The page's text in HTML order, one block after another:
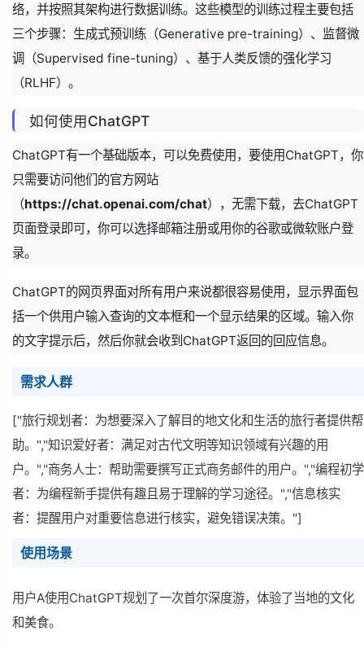
络，并按照其架构进行数据训练。这些模型的训练过程主要包括
三个步骤：生成式预训练（Generative pre-training）、监督微
调（Supervised fine-tuning）、基于人类反馈的强化学习
（RLHF）。
如何使用ChatGPT
ChatGPT有一个基础版本，可以免费使用，要使用ChatGPT，你
只需要访问他们的官方网站
（https://chat.openai.com/chat），无需下载，去ChatGPT
页面登录即可，你可以选择邮箱注册或用你的谷歌或微软账户登
录。
ChatGPT的网页界面对所有用户来说都很容易使用，显示界面包
括一个供用户输入查询的文本框和一个显示结果的区域。输入你
的文字提示后，然后你就会收到ChatGPT返回的回应信息。
需求人群
["旅行规划者：为想要深入了解目的地文化和生活的旅行者提供帮
助。","知识爱好者：满足对古代文明等知识领域有兴趣的用
户。","商务人士：帮助需要撰写正式商务邮件的用户。","编程初学
者：为编程新手提供有趣且易于理解的学习途径。","信息核实
者：提醒用户对重要信息进行核实，避免错误决策。"]
使用场景
用户A使用ChatGPT规划了一次首尔深度游，体验了当地的文化
和美食。